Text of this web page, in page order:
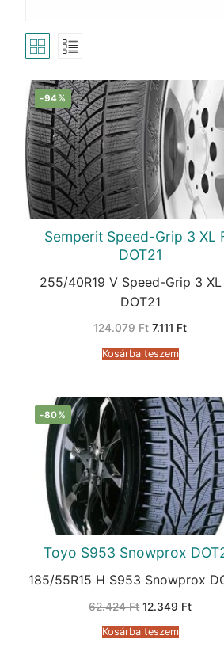
-94%
Semperit Speed-Grip 3 XL
DOT21
255/40R19 V Speed-Grip 3 XL
DOT21
124.079Ft Original
was:
124.079 Ft.
7.111 FtCurrent
Kosárba teszem
-80%
Toyo S953 Snowprox
185/55R15 H S953 Snowprox
62.424Ft Original
was:
62.424 Ft.
12.349 FtCurrent
Kosárba teszem